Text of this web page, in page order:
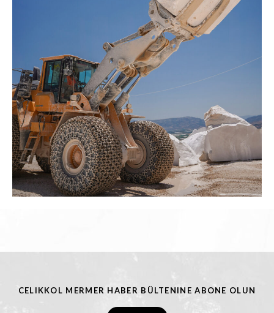
CELIKKOL MERMER HABER BÜLTENINE ABONE OLUN